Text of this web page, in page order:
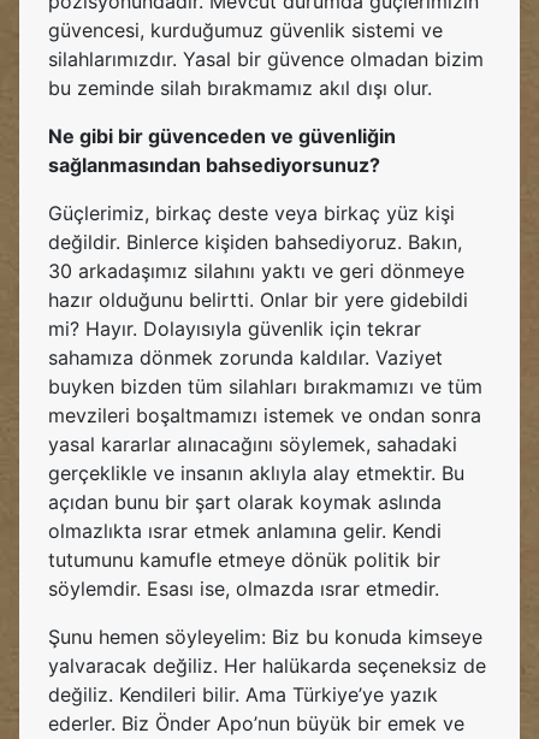
güvencesi, kurduğumuz güvenlik sistemi ve
silahlarımızdır. Yasal bir güvence olmadan bizim
bu zeminde silah bırakmamız akıl dışı olur.
Ne gibi bir güvenceden ve güvenliğin
sağlanmasından bahsediyorsunuz?
Güçlerimiz, birkaç deste veya birkaç yüz kişi
değildir. Binlerce kişiden bahsediyoruz. Bakın,
30 arkadaşımız silahını yaktı ve geri dönmeye
hazır olduğunu belirtti. Onlar bir yere gidebildi
mi? Hayır. Dolayısıyla güvenlik için tekrar
sahamıza dönmek zorunda kaldılar. Vaziyet
buyken bizden tüm silahları bırakmamızı ve tüm
mevzileri boşaltmamızı istemek ve ondan sonra
yasal kararlar alınacağını söylemek, sahadaki
gerçeklikle ve insanın aklıyla alay etmektir. Bu
açıdan bunu bir şart olarak koymak aslında
olmazlıkta ısrar etmek anlamına gelir. Kendi
tutumunu kamufle etmeye dönük politik bir
söylemdir. Esası ise, olmazda ısrar etmedir.
Şunu hemen söyleyelim: Biz bu konuda kimseye
yalvaracak değiliz. Her halükarda seçeneksiz de
değiliz. Kendileri bilir. Ama Türkiye’ye yazık
ederler. Biz Önder Apo’nun büyük bir emek ve